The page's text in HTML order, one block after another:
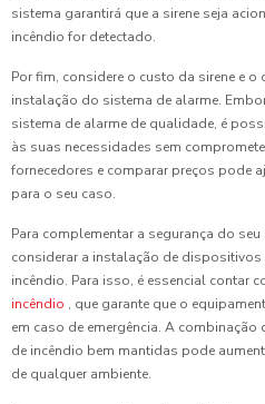
sistema garantirá que a sirene seja
incêndio for detectado.
Por fim, considere o custo da sirene e
instalação do sistema de alarme.
sistema de alarme de qualidade, é
às suas necessidades sem
fornecedores e comparar preços pode
para o seu caso.
Para complementar a segurança do
considerar a instalação de
incêndio. Para isso, é essencial contar
incêndio , que garante que o
em caso de emergência. A combinação
de incêndio bem mantidas pode
de qualquer ambiente.